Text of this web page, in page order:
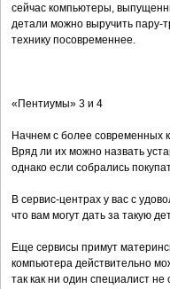
сейчас компьютеры,
детали можно выручить пару-
технику посовременнее.
«Пентиумы» 3 и 4
Начнем с более современных
Вряд ли их можно назвать
однако если собрались
В сервис-центрах у вас с
что вам могут дать за такую
Еще сервисы примут
компьютера действительно
так как ни один специалист